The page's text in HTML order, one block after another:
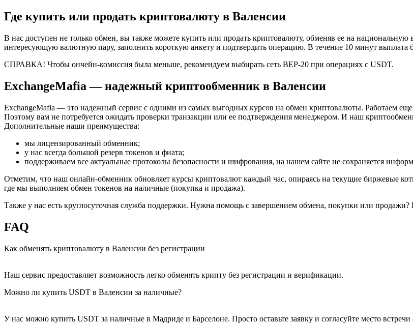
Где купить или продать криптовалюту в Валенсии
В нас доступен не только обмен, вы также можете купить или продать криптовалюту, обменяв ее на национальную
интересующую валютную пару, заполнить короткую анкету и подтвердить операцию. В течение 10 минут выплата
СПРАВКА! Чтобы ончейн-комиссия была меньше, рекомендуем выбирать сеть BEP-20 при операциях с USDT.
ExchangeMafia — надежный криптообменник в Валенсии
ExchangeMafia — это надежный сервис с одними из самых выгодных курсов на обмен криптовалюты. Работаем еще
Поэтому вам не потребуется ожидать проверки транзакции или ее подтверждения менеджером. И наш
Дополнительные наши преимущества:
мы лицензированный обменник;
у нас всегда большой резерв токенов и фиата;
поддерживаем все актуальные протоколы безопасности и шифрования, на нашем сайте не сохраняется
Отметим, что наш онлайн-обменник обновляет курсы криптовалют каждый час, опираясь на текущие биржевые
где мы выполняем обмен токенов на наличные (покупка и продажа).
Также у нас есть круглосуточная служба поддержки. Нужна помощь с завершением обмена, покупки или
FAQ
Как обменять криптовалюту в Валенсии без регистрации
Наш сервис предоставляет возможность легко обменять крипту без регистрации и верификации.
Можно ли купить USDT в Валенсии за наличные?
У нас можно купить USDT за наличные в Мадриде и Барселоне. Просто оставьте заявку и согласуйте место